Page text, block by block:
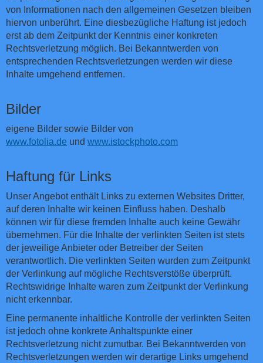
von Informationen nach den allgemeinen Gesetzen bleiben
hiervon unberührt. Eine diesbezügliche Haftung ist jedoch
erst ab dem Zeitpunkt der Kenntnis einer konkreten
Rechtsverletzung möglich. Bei Bekanntwerden von
entsprechenden Rechtsverletzungen werden wir diese
Inhalte umgehend entfernen.
Bilder
eigene Bilder sowie Bilder von
www.fotolia.de und www.istockphoto.com
Haftung für Links
Unser Angebot enthält Links zu externen Websites Dritter,
auf deren Inhalte wir keinen Einfluss haben. Deshalb
können wir für diese fremden Inhalte auch keine Gewähr
übernehmen. Für die Inhalte der verlinkten Seiten ist stets
der jeweilige Anbieter oder Betreiber der Seiten
verantwortlich. Die verlinkten Seiten wurden zum Zeitpunkt
der Verlinkung auf mögliche Rechtsverstöße überprüft.
Rechtswidrige Inhalte waren zum Zeitpunkt der Verlinkung
nicht erkennbar.
Eine permanente inhaltliche Kontrolle der verlinkten Seiten
ist jedoch ohne konkrete Anhaltspunkte einer
Rechtsverletzung nicht zumutbar. Bei Bekanntwerden von
Rechtsverletzungen werden wir derartige Links umgehend